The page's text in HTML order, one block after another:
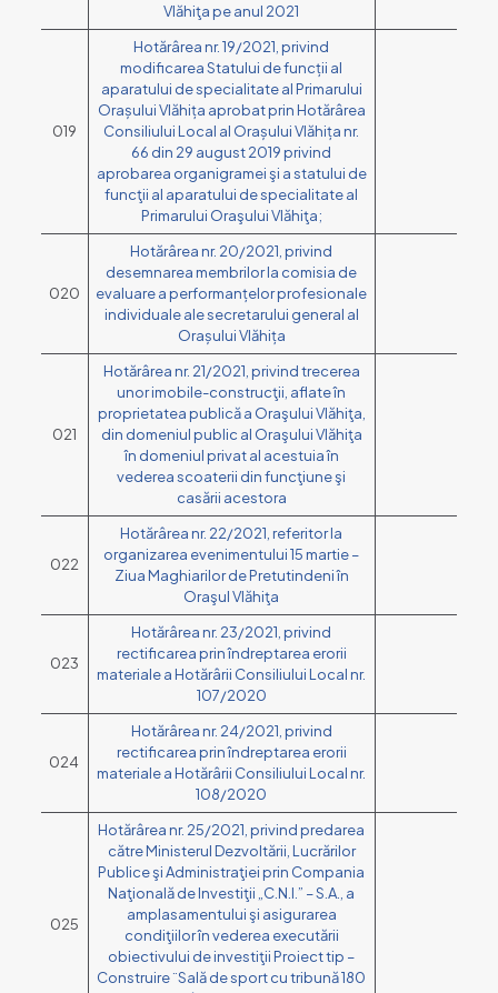
Vlăhiţa pe anul 2021
019
Hotărârea nr. 19/2021, privind
modificarea Statului de funcții al
aparatului de specialitate al Primarului
Orașului Vlăhița aprobat prin Hotărârea
Consiliului Local al Orașului Vlăhița nr.
66 din 29 august 2019 privind
aprobarea organigramei şi a statului de
funcţii al aparatului de specialitate al
Primarului Oraşului Vlăhiţa;
020
Hotărârea nr. 20/2021, privind
desemnarea membrilor la comisia de
evaluare a performanțelor profesionale
individuale ale secretarului general al
Orașului Vlăhița
021
Hotărârea nr. 21/2021, privind trecerea
unor imobile-construcţii, aflate în
proprietatea publică a Oraşului Vlăhiţa,
din domeniul public al Oraşului Vlăhiţa
în domeniul privat al acestuia în
vederea scoaterii din funcţiune şi
casării acestora
022
Hotărârea nr. 22/2021, referitor la
organizarea evenimentului 15 martie –
Ziua Maghiarilor de Pretutindeni în
Oraşul Vlăhiţa
023
Hotărârea nr. 23/2021, privind
rectificarea prin îndreptarea erorii
materiale a Hotărârii Consiliului Local nr.
107/2020
024
Hotărârea nr. 24/2021, privind
rectificarea prin îndreptarea erorii
materiale a Hotărârii Consiliului Local nr.
108/2020
025
Hotărârea nr. 25/2021, privind predarea
către Ministerul Dezvoltării, Lucrărilor
Publice şi Administraţiei prin Compania
Naţională de Investiţii „C.N.I.” – S.A., a
amplasamentului şi asigurarea
condiţiilor în vederea executării
obiectivului de investiţii Proiect tip –
Construire ¨Sală de sport cu tribună 180